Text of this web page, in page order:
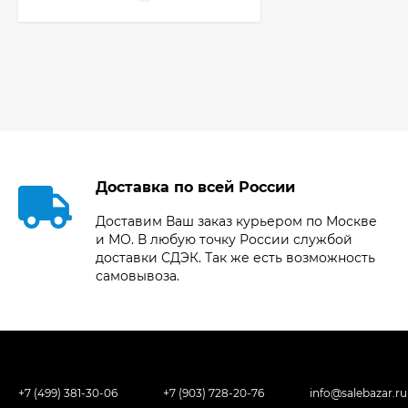
119 897 ₽
Фотоаппарат Fujifilm
X-T5 Body, чёрный
Body, черный
Доставка по всей России
Доставим Ваш заказ курьером по Москве
и МО. В любую точку России службой
доставки СДЭК. Так же есть возможность
самовывоза.
+7 (499) 381-30-06 +7 (903) 728-20-76 info@salebazar.ru